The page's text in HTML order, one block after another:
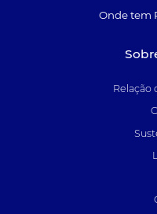
Onde tem
Relação